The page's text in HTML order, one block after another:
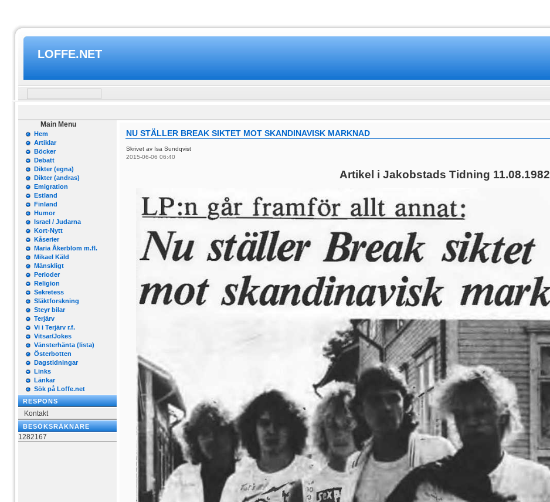
LOFFE.NET
Main Menu
Hem
Artiklar
Böcker
Debatt
Dikter (egna)
Dikter (andras)
Emigration
Estland
Finland
Humor
Israel / Judarna
Kort-Nytt
Kåserier
Maria Åkerblom m.fl.
Mikael Käld
Mänskligt
Perioder
Religion
Sekretess
Släktforskning
Steyr bilar
Terjärv
Vi i Terjärv r.f.
Vitsar/Jokes
Vänsterhänta (lista)
Österbotten
Dagstidningar
Links
Länkar
Sök på Loffe.net
RESPONS
Kontakt
BESÖKSRÄKNARE
1282167
NU STÄLLER BREAK SIKTET MOT SKANDINAVISK MARKNAD
Skrivet av Isa Sundqvist
2015-06-06 06:40
Artikel i Jakobstads Tidning 11.08.1982